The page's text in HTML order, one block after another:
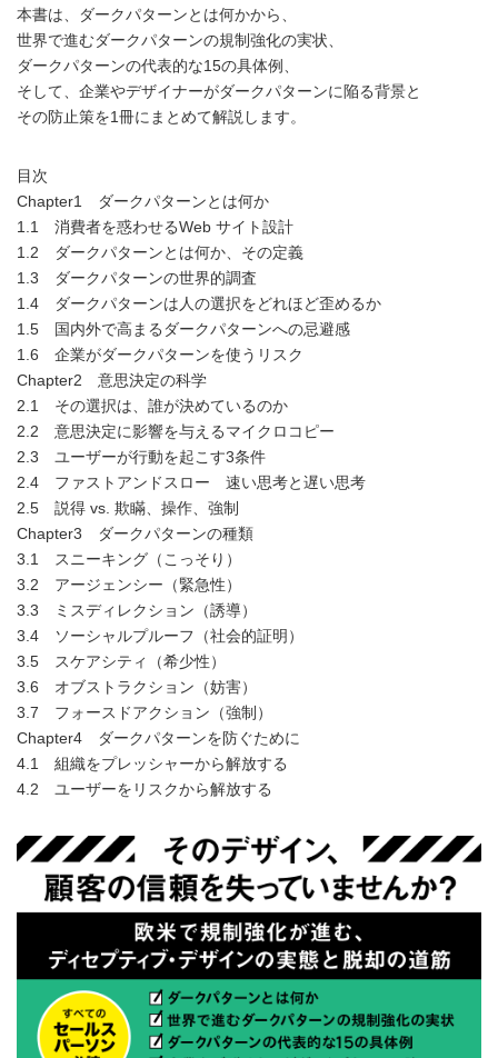
本書は、ダークパターンとは何かから、
世界で進むダークパターンの規制強化の実状、
ダークパターンの代表的な15の具体例、
そして、企業やデザイナーがダークパターンに陥る背景と
その防止策を1冊にまとめて解説します。
目次
Chapter1 ダークパターンとは何か
1.1 消費者を惑わせるWeb サイト設計
1.2 ダークパターンとは何か、その定義
1.3 ダークパターンの世界的調査
1.4 ダークパターンは人の選択をどれほど歪めるか
1.5 国内外で高まるダークパターンへの忌避感
1.6 企業がダークパターンを使うリスク
Chapter2 意思決定の科学
2.1 その選択は、誰が決めているのか
2.2 意思決定に影響を与えるマイクロコピー
2.3 ユーザーが行動を起こす3条件
2.4 ファストアンドスロー 速い思考と遅い思考
2.5 説得 vs. 欺瞞、操作、強制
Chapter3 ダークパターンの種類
3.1 スニーキング（こっそり）
3.2 アージェンシー（緊急性）
3.3 ミスディレクション（誘導）
3.4 ソーシャルプルーフ（社会的証明）
3.5 スケアシティ（希少性）
3.6 オブストラクション（妨害）
3.7 フォースドアクション（強制）
Chapter4 ダークパターンを防ぐために
4.1 組織をプレッシャーから解放する
4.2 ユーザーをリスクから解放する